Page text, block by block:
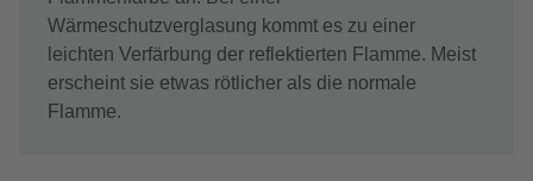
Wärmeschutzverglasung kommt es zu einer
leichten Verfärbung der reflektierten Flamme. Meist
erscheint sie etwas rötlicher als die normale
Flamme.